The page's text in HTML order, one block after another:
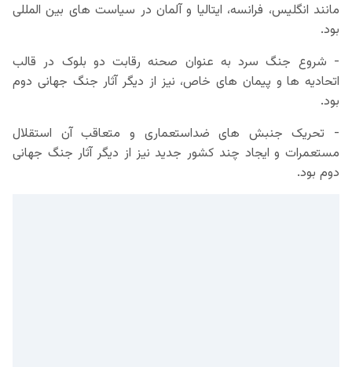
مانند انگلیس، فرانسه، ایتالیا و آلمان در سیاست های بین المللی
بود.
- شروع جنگ سرد به عنوان صحنه رقابت دو بلوک در قالب
اتحادیه ها و پیمان های خاص، نیز از دیگر آثار جنگ جهانی دوم
بود.
- تحریک جنبش های ضداستعماری و متعاقب آن استقلال
مستعمرات و ایجاد چند کشور جدید نیز از دیگر آثار جنگ جهانی
دوم بود.